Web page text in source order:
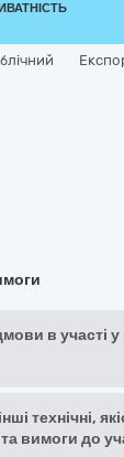
в участі у
технічні,
вимоги до